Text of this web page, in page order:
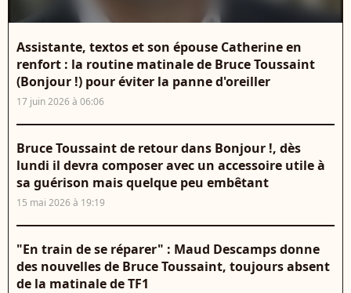
Assistante, textos et son épouse Catherine en
renfort : la routine matinale de Bruce Toussaint
(Bonjour !) pour éviter la panne d'oreiller
17 juin 2026 à 06:06
Bruce Toussaint de retour dans Bonjour !, dès
lundi il devra composer avec un accessoire utile à
sa guérison mais quelque peu embêtant
15 mai 2026 à 19:19
"En train de se réparer" : Maud Descamps donne
des nouvelles de Bruce Toussaint, toujours absent
de la matinale de TF1